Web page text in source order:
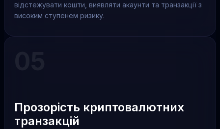
відстежувати кошти, виявляти акаунти та транзакції з
високим ступенем ризику.
Прозорість криптовалютних
транзакцій